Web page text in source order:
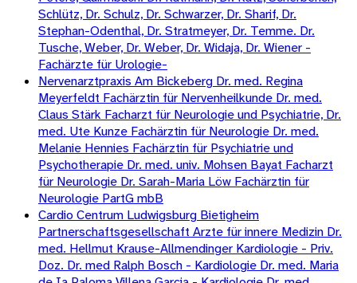
Schlütz, Dr. Schulz, Dr. Schwarzer, Dr. Sharif, Dr.
Stephan-Odenthal, Dr. Stratmeyer, Dr. Temme. Dr.
Tusche, Weber, Dr. Weber, Dr. Widaja, Dr. Wiener -
Fachärzte für Urologie-
Nervenarztpraxis Am Bickeberg Dr. med. Regina
Meyerfeldt Fachärztin für Nervenheilkunde Dr. med.
Claus Stärk Facharzt für Neurologie und Psychiatrie, Dr.
med. Ute Kunze Fachärztin für Neurologie Dr. med.
Melanie Hennies Fachärztin für Psychiatrie und
Psychotherapie Dr. med. univ. Mohsen Bayat Facharzt
für Neurologie Dr. Sarah-Maria Löw Fachärztin für
Neurologie PartG mbB
Cardio Centrum Ludwigsburg Bietigheim
Partnerschaftsgesellschaft Arzte für innere Medizin Dr.
med. Hellmut Krause-Allmendinger Kardiologie - Priv.
Doz. Dr. med Ralph Bosch - Kardiologie Dr. med. Maria